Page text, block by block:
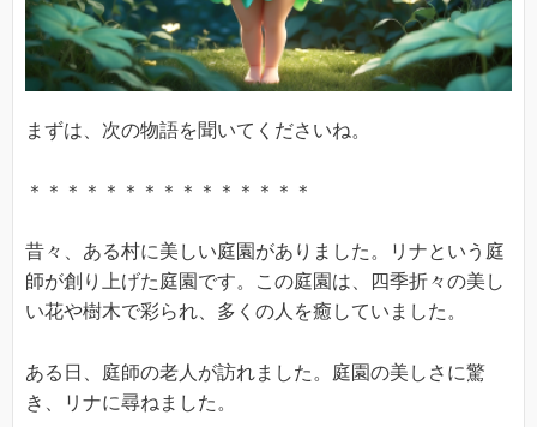
まずは、次の物語を聞いてくださいね。
＊＊＊＊＊＊＊＊＊＊＊＊＊＊＊
昔々、ある村に美しい庭園がありました。リナという庭
師が創り上げた庭園です。この庭園は、四季折々の美し
い花や樹木で彩られ、多くの人を癒していました。
ある日、庭師の老人が訪れました。庭園の美しさに驚
き、リナに尋ねました。